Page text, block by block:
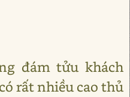
đám tửu khách
rất nhiều cao thủ